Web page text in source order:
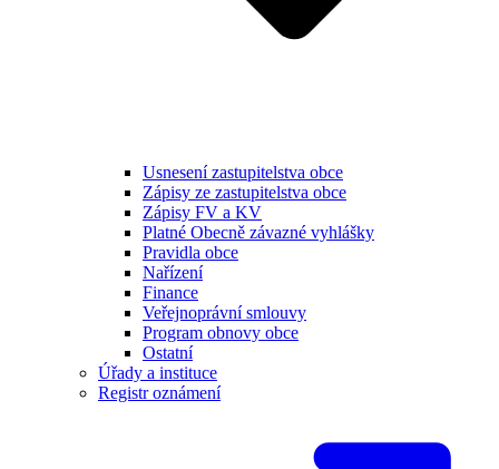
Usnesení zastupitelstva obce
Zápisy ze zastupitelstva obce
Zápisy FV a KV
Platné Obecně závazné vyhlášky
Pravidla obce
Nařízení
Finance
Veřejnoprávní smlouvy
Program obnovy obce
Ostatní
Úřady a instituce
Registr oznámení